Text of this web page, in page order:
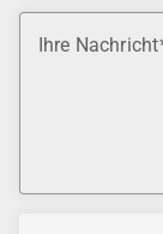
Ihre Nachricht